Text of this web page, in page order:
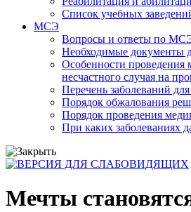
Список учебных
МСЭ
Вопросы и ответы по
Необходимые документы
Особенности проведения
несчастного случая на
Перечень заболеваний
Порядок обжалования
Порядок проведения
При каких заболеваниях
Мечты